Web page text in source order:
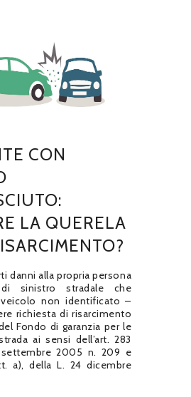
CON
LA QUERELA
danni alla propria persona
sinistro stradale che
non identificato –
richiesta di risarcimento
Fondo di garanzia per le
ai sensi dell’art. 283
2005 n. 209 e
a), della L. 24 dicembre